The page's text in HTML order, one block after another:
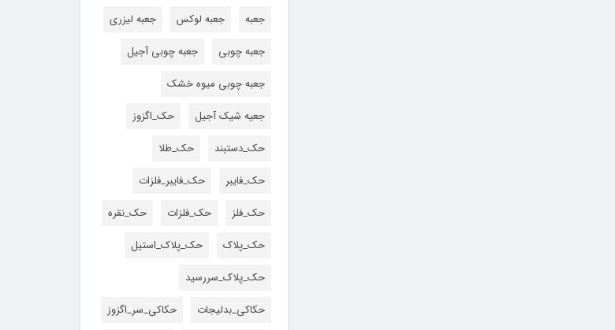
جعبه
جعبه لوکس
جعبه لیزری
جعبه چوبی
جعبه چوبی آجیل
جعبه چوبی میوه خشک
جعیه شیک آجیل
حک_اگزوز
حک_دستبند
حک_طلا
حک_فایبر
حک_فایبر_فلزات
حک_فلز
حک_فلزات
حک_نقره
حک_پلاک
حک_پلاک_استیل
حک_پلاک_سررسید
حکاکی_بدلیجات
حکاکی_سر_اگزوز